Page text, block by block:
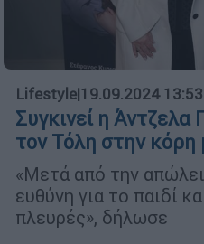
Lifestyle|19.09.2024 13:53
Συγκινεί η
τον Τόλη στην κόρη
«Μετά από την
ευθύνη για το παιδί
πλευρές», δήλωσε